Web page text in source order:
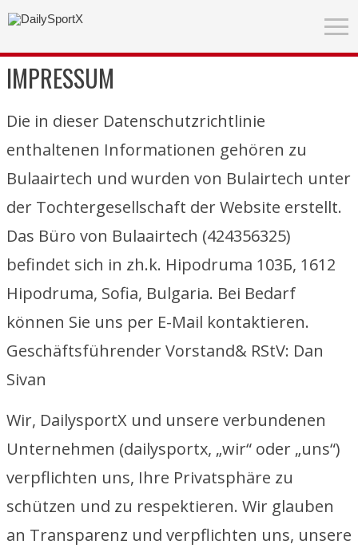
IMPRESSUM
Die in dieser Datenschutzrichtlinie
enthaltenen Informationen gehören zu
Bulaairtech und wurden von Bulairtech unter
der Tochtergesellschaft der Website erstellt.
Das Büro von Bulaairtech (424356325)
befindet sich in zh.k. Hipodruma 103Б, 1612
Hipodruma, Sofia, Bulgaria. Bei Bedarf
können Sie uns per E-Mail kontaktieren.
Geschäftsführender Vorstand& RStV: Dan
Sivan
Wir, DailysportX und unsere verbundenen
Unternehmen (dailysportx, „wir“ oder „uns“)
verpflichten uns, Ihre Privatsphäre zu
schützen und zu respektieren. Wir glauben
an Transparenz und verpflichten uns, unsere